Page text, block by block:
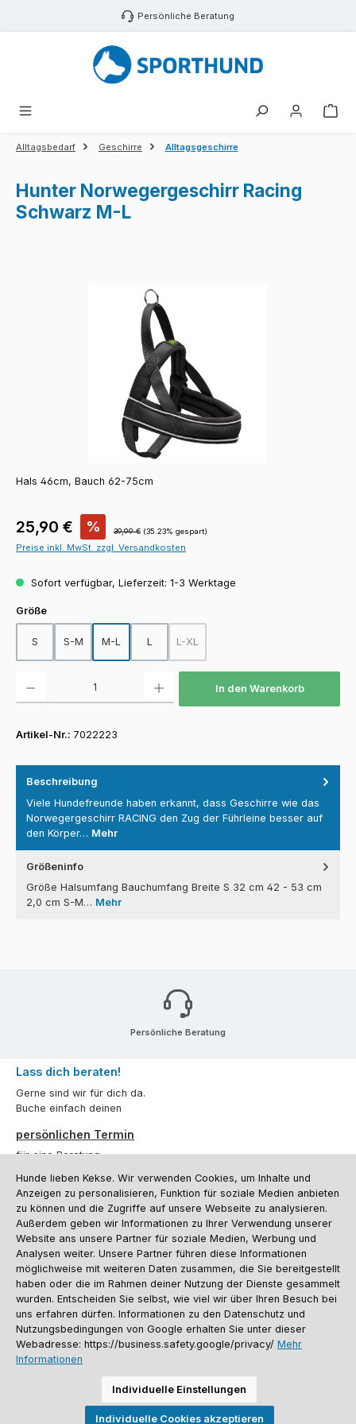
Zum Hauptinhalt springen Persönliche Beratung
Alltagsbedarf Geschirre Alltagsgeschirre
Hunter Norwegergeschirr Racing
Schwarz M-L
Bildergalerie überspringen
Hals 46cm, Bauch 62-75cm
Verkaufspreis:
25,90 € % Regulärer Preis:
39,99 € (35.23% gespart)
Preise inkl. MwSt. zzgl. Versandkosten
Sofort verfügbar, Lieferzeit: 1-3 Werktage
Größeauswählen
S S-M M-L L L-XL
(Diese Option ist zurzeit nicht
In den Warenkorb
Artikel-Nr.: 7022223
Beschreibung
Viele Hundefreunde haben erkannt, dass Geschirre wie das
Norwegergeschirr RACING den Zug der Führleine besser auf
den Körper… Mehr
Größeninfo
Größe Halsumfang Bauchumfang Breite S 32 cm 42 - 53 cm
2,0 cm S-M… Mehr
Persönliche Beratung
Lass dich beraten!
Gerne sind wir für dich da.
Buche einfach deinen
persönlichen Termin
für eine Beratung.
Oder über unserKontaktformular.
Vertrag widerrufen
Kundenservice
Informationen
Social Media und Kontakt
Versandinformationen
Batterieentsorgung
Warenrücksendung Sporthund Katalog
Alle Preise inkl. gesetzl. Mehrwertsteuer zzgl.Versandkosten
anders angegeben. Preise vor dem Login werden in Euro (DE) angezeigt.
Hunde lieben Kekse. Wir verwenden Cookies, um Inhalte und
Anzeigen zu personalisieren, Funktion für soziale Medien anbieten
zu können und die Zugriffe auf unsere Webseite zu analysieren.
Außerdem geben wir Informationen zu Ihrer Verwendung unserer
Website ans unsere Partner für soziale Medien, Werbung und
Analysen weiter. Unsere Partner führen diese Informationen
möglichweise mit weiteren Daten zusammen, die Sie bereitgestellt
haben oder die im Rahmen deiner Nutzung der Dienste gesammelt
wurden. Entscheiden Sie selbst, wie viel wir über Ihren Besuch bei
uns erfahren dürfen. Informationen zu den Datenschutz und
Nutzungsbedingungen von Google erhalten Sie unter dieser
Webadresse: https://business.safety.google/privacy/ Mehr
Informationen
Individuelle Einstellungen
Individuelle Cookies akzeptieren